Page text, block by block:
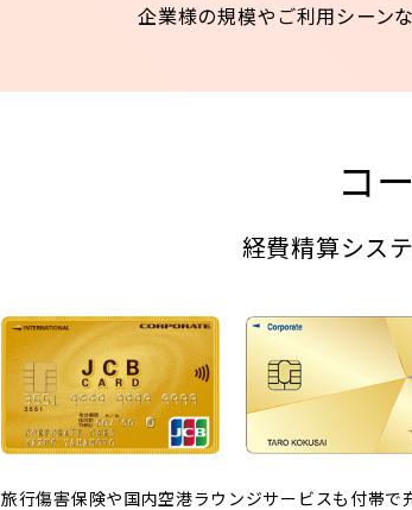
企業様の規模やご利用シーンな
コ
経費精算シス
旅行傷害保険や国内空港ラウンジサービスも付帯で